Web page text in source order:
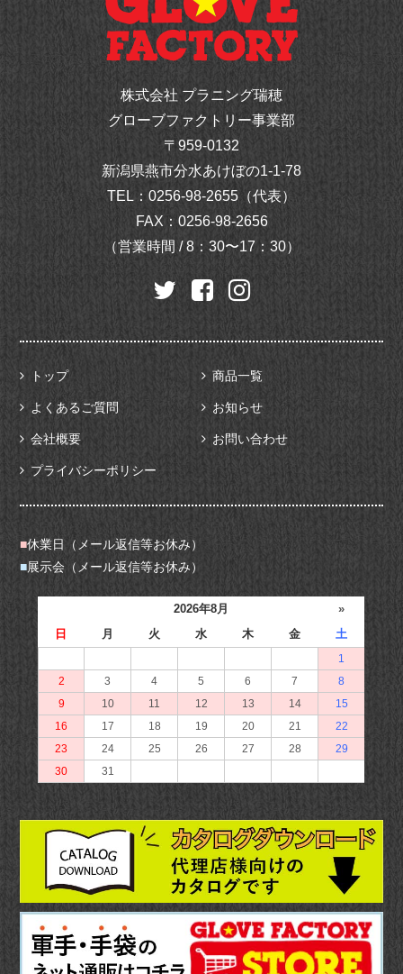
株式会社 プラニング瑞穂
グローブファクトリー事業部
〒959-0132
新潟県燕市分水あけぼの1-1-78
TEL： 0256-98-2655（代表）
FAX：0256-98-2656
（営業時間 / 8：30〜17：30）
トップ 商品一覧
よくあるご質問 お知らせ
会社概要 お問い合わせ
プライバシーポリシー
■休業日（メール返信等お休み）
■展示会（メール返信等お休み）